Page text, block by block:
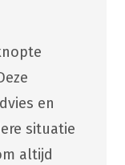
en
situatie
altijd